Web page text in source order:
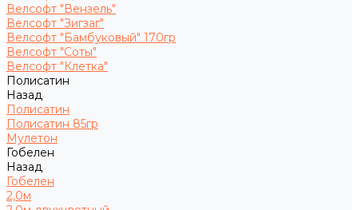
Велсофт "Вензель"
Велсофт "Зигзаг"
Велсофт "Бамбуковый" 170гр
Велсофт "Соты"
Велсофт "Клетка"
Полисатин
Назад
Полисатин
Полисатин 85гр
Мулетон
Гобелен
Назад
Гобелен
2,0м